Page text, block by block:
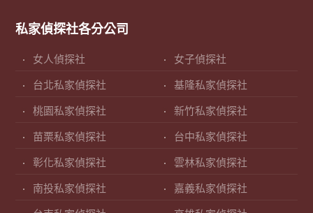
私家偵探社各分公司
女人偵探社 女子偵探社
台北私家偵探社 基隆私家偵探社
桃園私家偵探社 新竹私家偵探社
苗栗私家偵探社 台中私家偵探社
彰化私家偵探社 雲林私家偵探社
南投私家偵探社 嘉義私家偵探社